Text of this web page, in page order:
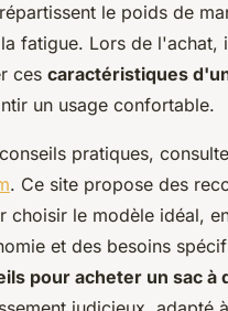
le poids de
fatigue. Lors de l'achat,
ces caractéristiques
un usage confortable.
pratiques,
. Ce site propose des
choisir le modèle idéal,
et des besoins
pour acheter un sac à